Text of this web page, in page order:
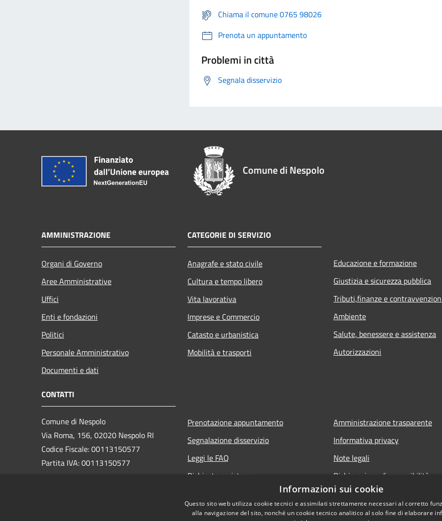
Chiama il comune 0765 98026
Prenota un appuntamento
Problemi in città
Segnala disservizio
Comune di Nespolo
AMMINISTRAZIONE
Organi di Governo
Aree Amministrative
Uffici
Enti e fondazioni
Politici
Personale Amministrativo
Documenti e dati
CATEGORIE DI SERVIZIO
Anagrafe e stato civile
Cultura e tempo libero
Vita lavorativa
Imprese e Commercio
Catasto e urbanistica
Mobilità e trasporti
Educazione e formazione
Giustizia e sicurezza pubblica
Tributi,finanze e
Ambiente
Salute, benessere e assistenza
Autorizzazioni
CONTATTI
Comune di Nespolo
Via Roma, 156, 02020 Nespolo RI
Codice Fiscale: 00113150577
Partita IVA: 00113150577
Prenotazione appuntamento
Segnalazione disservizio
Leggi le FAQ
Richiesta assistenza
Amministrazione trasparente
Informativa privacy
Note legali
Dichiarazione di accessibilità
Informazioni sui cookie
Questo sito web utilizza cookie tecnici e assimilati strettamente necessari al corretto
alla navigazione del sito, nonché un cookie tecnico analitico al solo fine di elaborare